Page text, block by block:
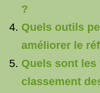
?
Quels outils
améliorer le
Quels sont
classement